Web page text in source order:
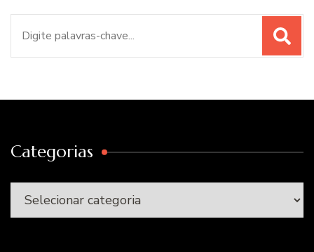
Categorias
Categorias